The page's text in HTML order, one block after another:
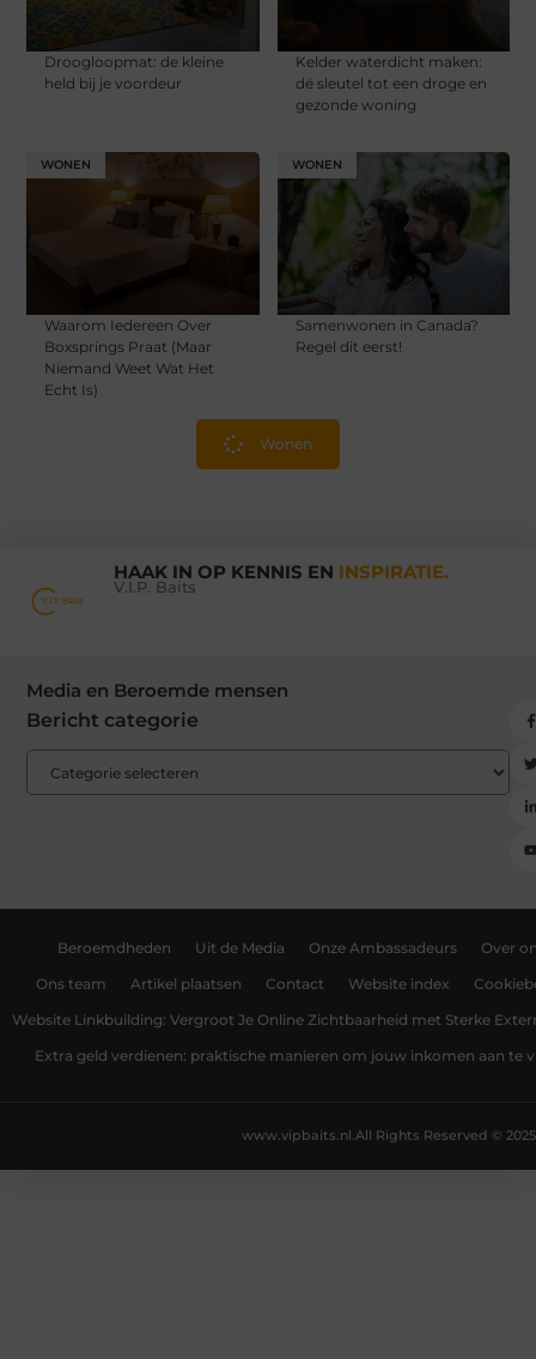
Droogloopmat: de kleine
held bij je voordeur
Kelder waterdicht maken:
dé sleutel tot een droge en
gezonde woning
WONEN
Waarom Iedereen Over
Boxsprings Praat (Maar
Niemand Weet Wat Het
Echt Is)
WONEN
Samenwonen in Canada?
Regel dit eerst!
Wonen
HAAK IN OP KENNIS EN INSPIRATIE.
V.I.P. Baits
Media en Beroemde mensen
Bericht categorie
Beroemdheden Uit de Media Onze Ambassadeurs Over
Ons team Artikel plaatsen Contact Website index
Website Linkbuilding: Vergroot Je Online Zichtbaarheid met Sterke
Extra geld verdienen: praktische manieren om jouw inkomen aan te
All Rights Reserved © 2025
www.vipbaits.nl.